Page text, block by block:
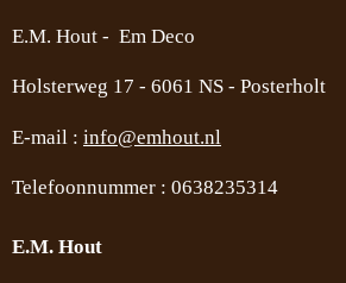
E.M. Hout - Em Deco
Holsterweg 17 - 6061 NS - Posterholt
E-mail : info@emhout.nl
Telefoonnummer : 0638235314
E.M. Hout